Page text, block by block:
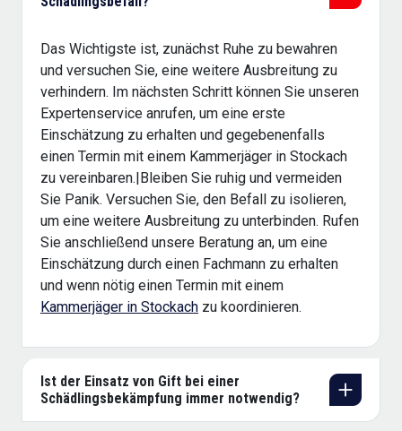
Das Wichtigste ist, zunächst Ruhe zu bewahren
und versuchen Sie, eine weitere Ausbreitung zu
verhindern. Im nächsten Schritt können Sie unseren
Expertenservice anrufen, um eine erste
Einschätzung zu erhalten und gegebenenfalls
einen Termin mit einem Kammerjäger in Stockach
zu vereinbaren.|Bleiben Sie ruhig und vermeiden
Sie Panik. Versuchen Sie, den Befall zu isolieren,
um eine weitere Ausbreitung zu unterbinden. Rufen
Sie anschließend unsere Beratung an, um eine
Einschätzung durch einen Fachmann zu erhalten
und wenn nötig einen Termin mit einem
Kammerjäger in Stockach zu koordinieren.
Ist der Einsatz von Gift bei einer
Schädlingsbekämpfung immer notwendig?